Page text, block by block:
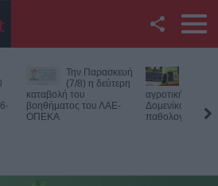
Twitter
YouTube
RSS
Την Παρασκευή
(7/8) η δεύτερη
καταβολή του
βοηθήματος του ΛΑΕ-
ΟΠΕΚΑ
Νεκρός
αγροτική περιοχή
Δομενίκου –
παθολογικό αίτιο